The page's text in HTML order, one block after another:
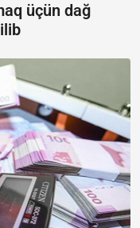
üçün dağ